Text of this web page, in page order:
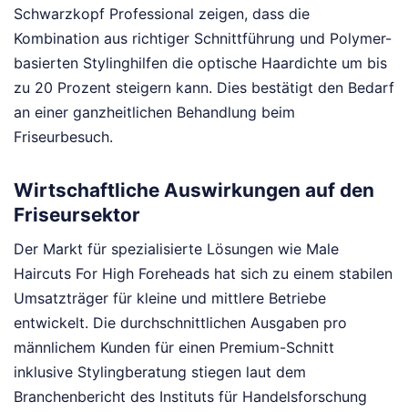
Schwarzkopf Professional zeigen, dass die
Kombination aus richtiger Schnittführung und Polymer-
basierten Stylinghilfen die optische Haardichte um bis
zu 20 Prozent steigern kann. Dies bestätigt den Bedarf
an einer ganzheitlichen Behandlung beim
Friseurbesuch.
Wirtschaftliche Auswirkungen auf den
Friseursektor
Der Markt für spezialisierte Lösungen wie Male
Haircuts For High Foreheads hat sich zu einem stabilen
Umsatzträger für kleine und mittlere Betriebe
entwickelt. Die durchschnittlichen Ausgaben pro
männlichem Kunden für einen Premium-Schnitt
inklusive Stylingberatung stiegen laut dem
Branchenbericht des Instituts für Handelsforschung